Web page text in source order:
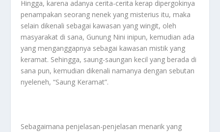
Hingga, karena adanya cerita-cerita kerap dipergokinya
penampakan seorang nenek yang misterius itu, maka
selain dikenali sebagai kawasan yang wingit, oleh
masyarakat di sana, Gunung Nini inipun, kemudian ada
yang menganggapnya sebagai kawasan mistik yang
keramat. Sehingga, saung-saungan kecil yang berada di
sana pun, kemudian dikenali namanya dengan sebutan
nyeleneh, “Saung Keramat”.
Sebagaimana penjelasan-penjelasan menarik yang